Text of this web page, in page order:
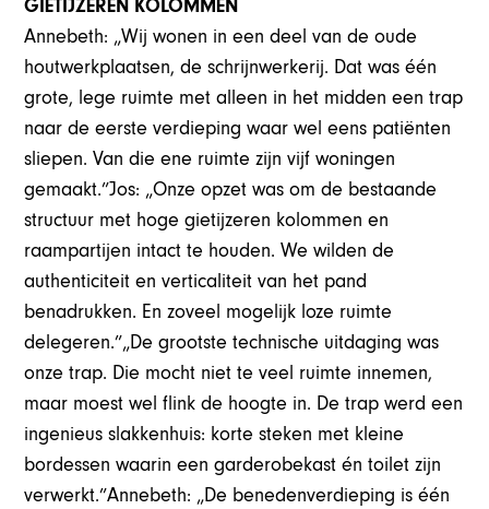
GIETIJZEREN KOLOMMEN
Annebeth: „Wij wonen in een deel van de oude
houtwerkplaatsen, de schrijnwerkerij. Dat was één
grote, lege ruimte met alleen in het midden een trap
naar de eerste verdieping waar wel eens patiënten
sliepen. Van die ene ruimte zijn vijf woningen
gemaakt.”Jos: „Onze opzet was om de bestaande
structuur met hoge gietijzeren kolommen en
raampartijen intact te houden. We wilden de
authenticiteit en verticaliteit van het pand
benadrukken. En zoveel mogelijk loze ruimte
delegeren.”„De grootste technische uitdaging was
onze trap. Die mocht niet te veel ruimte innemen,
maar moest wel flink de hoogte in. De trap werd een
ingenieus slakkenhuis: korte steken met kleine
bordessen waarin een garderobekast én toilet zijn
verwerkt.”Annebeth: „De benedenverdieping is één